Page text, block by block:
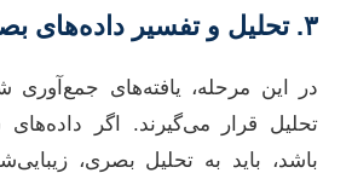
۳. تحلیل و تفسیر داده‌های بصری و متنی
در این مرحله، یافته‌های جمع‌آوری
تحلیل قرار می‌گیرند. اگر
باشد، باید به تحلیل بصری،